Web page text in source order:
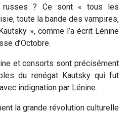
russes ? Ce sont « tous les
toute la bande des vampires,
», comme l’a écrit Lénine
d’Octobre.
et consorts sont précisément
du renégat Kautsky qui fut
indignation par Lénine.
la grande révolution culturelle